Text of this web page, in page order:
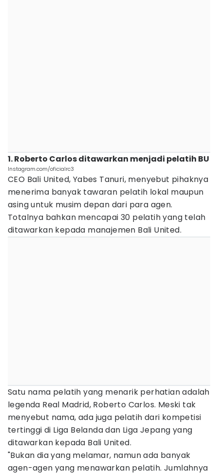
1. Roberto Carlos ditawarkan menjadi pelatih BU
Instagram.com/oficialrc3
CEO Bali United, Yabes Tanuri, menyebut pihaknya
menerima banyak tawaran pelatih lokal maupun
asing untuk musim depan dari para agen.
Totalnya bahkan mencapai 30 pelatih yang telah
ditawarkan kepada manajemen Bali United.
Satu nama pelatih yang menarik perhatian adalah
legenda Real Madrid, Roberto Carlos. Meski tak
menyebut nama, ada juga pelatih dari kompetisi
tertinggi di Liga Belanda dan Liga Jepang yang
ditawarkan kepada Bali United.
"Bukan dia yang melamar, namun ada banyak
agen-agen yang menawarkan pelatih. Jumlahnya